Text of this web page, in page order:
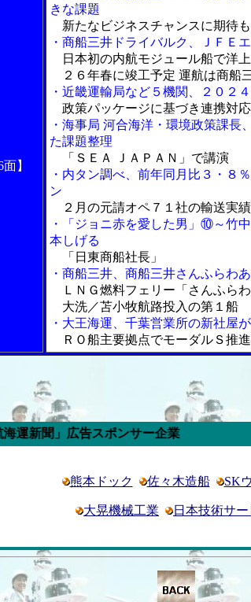
】
きな課題
新たなビジネスチャンスに期待も
・商船三井ドライバルク、ＪＦＥ
日本初の内航モジュール船で洋
２６年春に竣工予定 運航は商船
・近畿運輸局など５機関、２０２
政策パッケージに基づき連携対応
・海事局 河合海洋・環境政策課長
た課題整理
「ＳＥＡ ＪＡＰＡＮ」で講演
・内タン調べ、前年同月比３・８
ン
２月の元請オペ７１社の輸送実績
・「ジョニ赤を愛した男」⑩～竹
本しげる
「日東商船社長」
・商船三井、商船三井さんふらわあ
ＬＮＧ燃料フェリー「さんふら
大洗／苫小牧航路投入の第１船
・大王海運、千葉営業所の新社屋
ＲＯ船主要拠点でモーダルＳ推進
広告スポンサー企業
熊本ドック 佐々木造船 SK
大晃機械工業 日本技術サー